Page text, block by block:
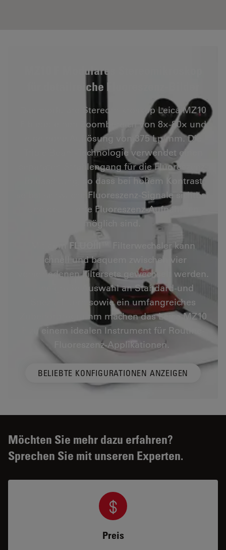
MZ10 F Modulares Stereomikroskop
für detailreiche Fluoreszenz-Bilder
Das modulare Stereomikroskop Leica MZ10
F bietet einen Zoombereich von 8×-80× und
eine hohe Auflösung von 375 Lp/mm. Die
Triple Beam-Technologie verwendet einen
separaten Strahlengang für die Fluoreszenz-
Beleuchtung, so dass bei hohem Kontrast
selbst schwache Fluoreszenz-Signale sichtbar
und detaillierte Fluoreszenz-Aufnahmen
möglich sind.
Mit dem
FLUOIII™
Filterwechsler kann
schnell und bequem zwischen vier
verschiedenen Filtersets gewechselt werden.
Eine große Auswahl an Standard-und
Spezialfiltern sowie ein umfangreiches
Zubehörprogramm machen das Leica MZ10
F zu einem idealen Instrument für Routine-
Fluoreszenz-Applikationen.
BELIEBTE KONFIGURATIONEN ANZEIGEN
Möchten Sie mehr dazu erfahren?
Sprechen Sie mit unseren Experten.
Preis